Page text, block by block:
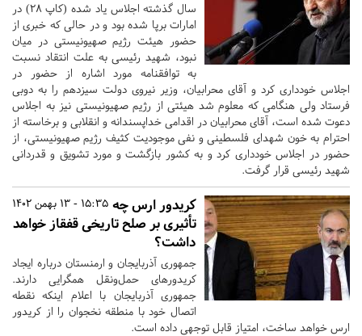
سال گذشته اجلاس یاد شده (کاپ ۲۸) در
امارات برپا شده بود و در حالی که خبری از
حضور هیئت رژیم صهیونیستی در میان
نبود، شهید رئیسی به علت انتقاد نسبت
به توافقنامه مورد اشاره از حضور در
اجلاس خودداری کرد و آقای محرابیان، وزیر نیروی دولت سیزدهم را به دوبی
فرستاد ولی هنگامی که معلوم شد هیئتی از رژیم صهیونیستی نیز به اجلاس
دعوت شده است، آقای محرابیان در اقدامی خدا‌پسندانه و انقلابی و برخاسته از
احترام به خون شهدای فلسطینی و نفی موجودیت کثیف رژیم صهیونیستی، از
حضور در اجلاس خود‌داری کرد و به کشور بازگشت و مورد تشویق و قدردانی
شهید رئیسی قرار گرفت.
15:35 - 13 بهمن 1402 کریدور ارس چه
تأثیری بر صلح تاریخی قفقاز خواهد
داشت؟
جمهوری آذربایجان و ارمنستان درباره ایجاد
کریدورهای حمل‌ونقل همگرایی دارند.
جمهوری آذربایجان با اعلام اینکه نقطه
اتصال خود با منطقه نخجوان را از کریدور
ارس خواهد ساخت، امتیاز قابل توجهی داده است.